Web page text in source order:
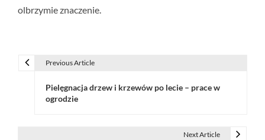
olbrzymie znaczenie.
Previous Article
Pielęgnacja drzew i krzewów po lecie – prace w
ogrodzie
Next Article